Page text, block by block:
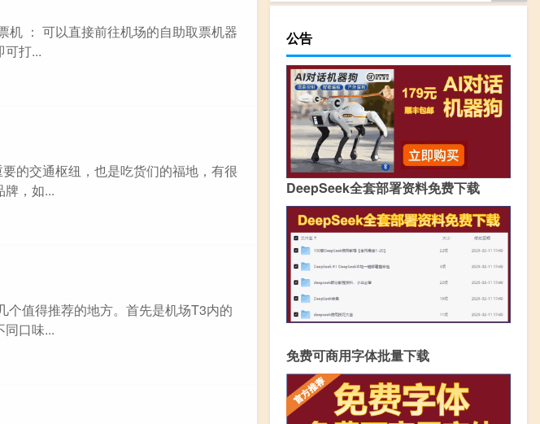
机 ： 可以直接前往机场的自助取票机器
可打...
的交通枢纽，也是吃货们的福地，有很
，如...
个值得推荐的地方。首先是机场T3内的
口味...
公告
DeepSeek全套部署资料免费下载
免费可商用字体批量下载